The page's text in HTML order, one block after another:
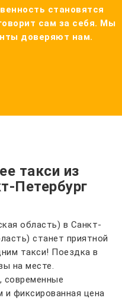
становятся
сам за себя. Мы
доверяют нам.
такси из
Петербург
область) в Санкт-
станет приятной
такси! Поездка в
на месте.
современные
фиксированная цена